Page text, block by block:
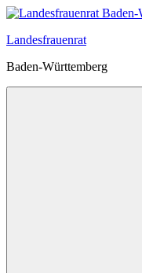
Zum
springen
Landesfrauenrat
Baden-Württemberg